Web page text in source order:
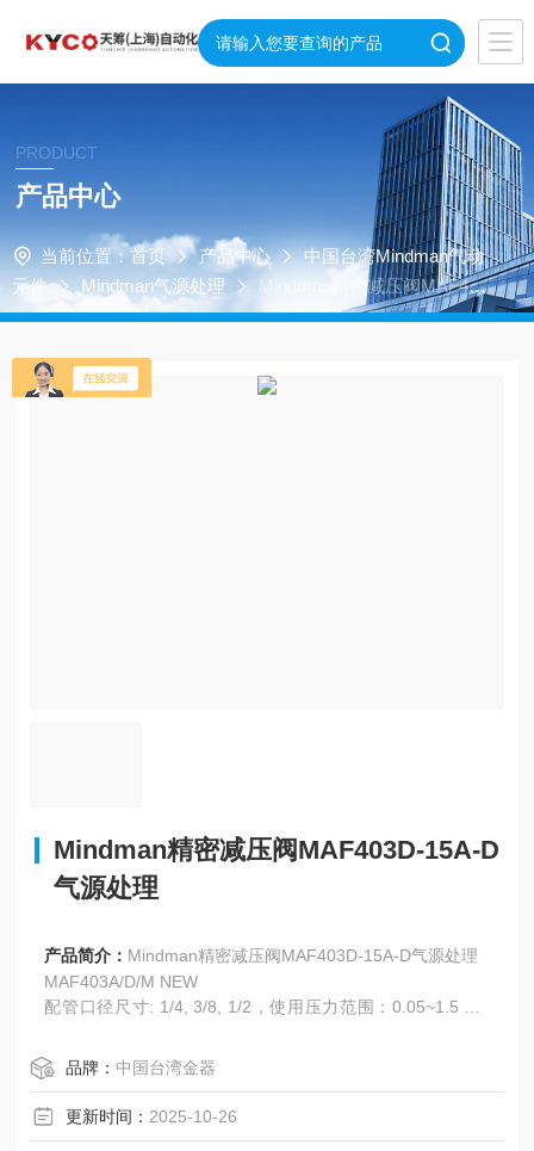
PRODUCT
产品中心
当前位置： 首页 产品中心
中国台湾Mindman气动
元件
Mindman气源处理
Mindman精密减压阀MAF40
3D-15A-D气源处理
Mindman精密减压阀MAF403D-15A-D
气源处理
产品简介： Mindman精密减压阀MAF403D-15A-D气源处理
MAF403A/D/M NEW
配管口径尺寸: 1/4, 3/8, 1/2，使用压力范围：0.05~1.5 MP
品牌： 中国台湾金器
更新时间： 2025-10-26